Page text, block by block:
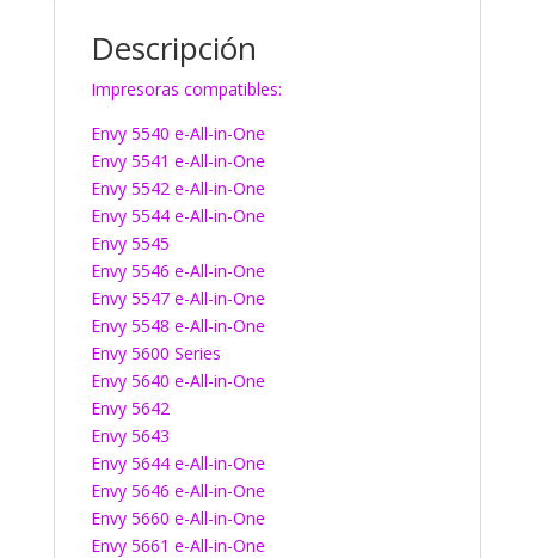
Descripción
Impresoras compatibles:
Envy 5540 e-All-in-One
Envy 5541 e-All-in-One
Envy 5542 e-All-in-One
Envy 5544 e-All-in-One
Envy 5545
Envy 5546 e-All-in-One
Envy 5547 e-All-in-One
Envy 5548 e-All-in-One
Envy 5600 Series
Envy 5640 e-All-in-One
Envy 5642
Envy 5643
Envy 5644 e-All-in-One
Envy 5646 e-All-in-One
Envy 5660 e-All-in-One
Envy 5661 e-All-in-One